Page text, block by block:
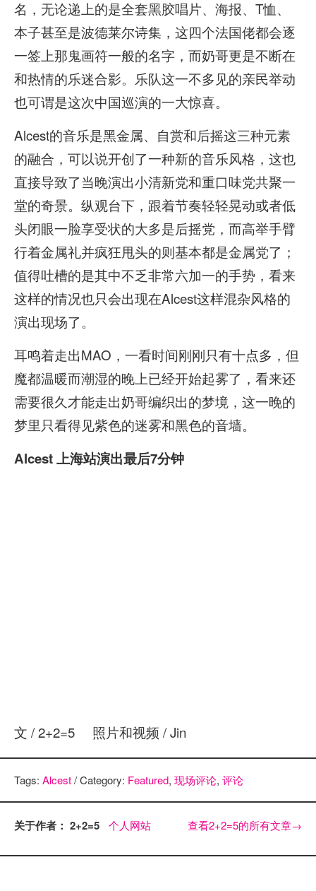
名，无论递上的是全套黑胶唱片、海报、T恤、
本子甚至是波德莱尔诗集，这四个法国佬都会逐
一签上那鬼画符一般的名字，而奶哥更是不断在
和热情的乐迷合影。乐队这一不多见的亲民举动
也可谓是这次中国巡演的一大惊喜。
Alcest的音乐是黑金属、自赏和后摇这三种元素
的融合，可以说开创了一种新的音乐风格，这也
直接导致了当晚演出小清新党和重口味党共聚一
堂的奇景。纵观台下，跟着节奏轻轻晃动或者低
头闭眼一脸享受状的大多是后摇党，而高举手臂
行着金属礼并疯狂甩头的则基本都是金属党了；
值得吐槽的是其中不乏非常六加一的手势，看来
这样的情况也只会出现在Alcest这样混杂风格的
演出现场了。
耳鸣着走出MAO，一看时间刚刚只有十点多，但
魔都温暖而潮湿的晚上已经开始起雾了，看来还
需要很久才能走出奶哥编织出的梦境，这一晚的
梦里只看得见紫色的迷雾和黑色的音墙。
Alcest 上海站演出最后7分钟
文 / 2+2=5 照片和视频 / Jin
Tags: Alcest/ Category: Featured, 现场评论, 评论
关于作者： 2+2=5 个人网站 查看2+2=5的所有文章→